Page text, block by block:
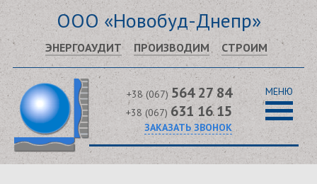
ООО «Новобуд-Днепр»
ЭНЕРГОАУДИТ ПРОИЗВОДИМ СТРОИМ
+38 (067) 564 27 84
+38 (067) 631 16 15
ЗАКАЗАТЬ ЗВОНОК
МЕНЮ